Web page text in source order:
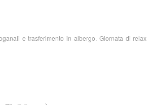
e trasferimento in albergo. Giornata di relax.